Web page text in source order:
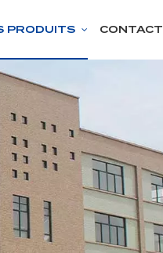
PRODUITS CONTACT